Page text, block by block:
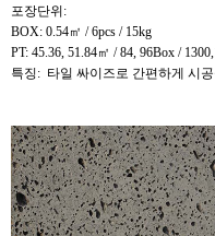
포장단위:
BOX: 0.54㎡ / 6pcs / 15kg
PT: 45.36, 51.84㎡ / 84, 96Box /
특징: 타일 싸이즈로 간편하게 시